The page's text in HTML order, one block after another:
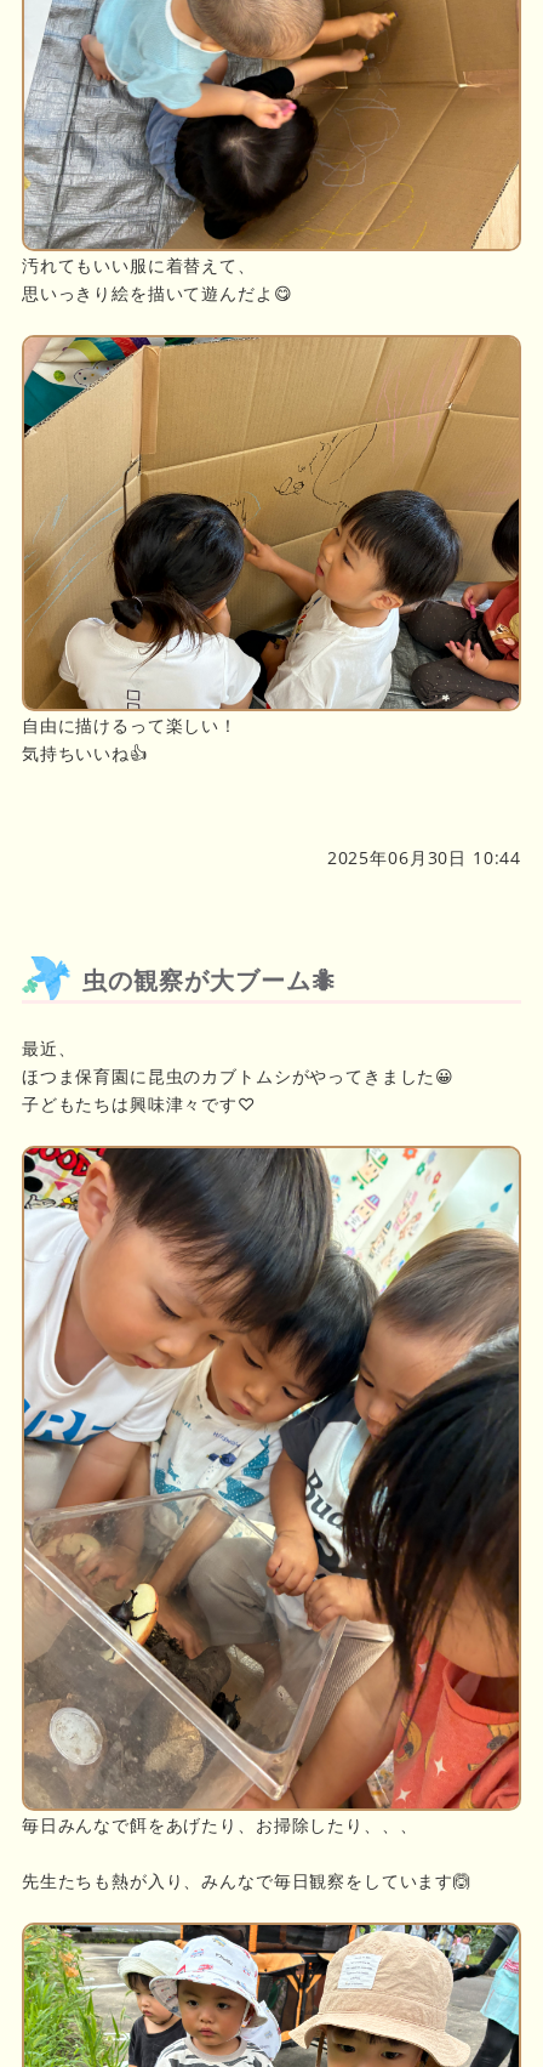
汚れてもいい服に着替えて、
思いっきり絵を描いて遊んだよ😋
自由に描けるって楽しい！
気持ちいいね👍️
2025年06月30日 10:44
虫の観察が大ブーム🐜
最近、
ほつま保育園に昆虫のカブトムシがやってきました😀
子どもたちは興味津々です♡
毎日みんなで餌をあげたり、お掃除したり、、、
先生たちも熱が入り、みんなで毎日観察をしています🙆